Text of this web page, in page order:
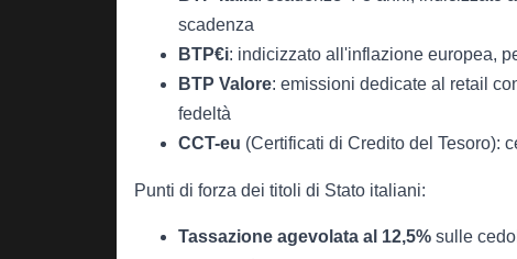
scadenza
BTP€i: indicizzato all'inflazione europea,
BTP Valore: emissioni dedicate al retail
fedeltà
CCT-eu (Certificati di Credito del Tesoro):
Punti di forza dei titoli di Stato italiani:
Tassazione agevolata al 12,5% sulle